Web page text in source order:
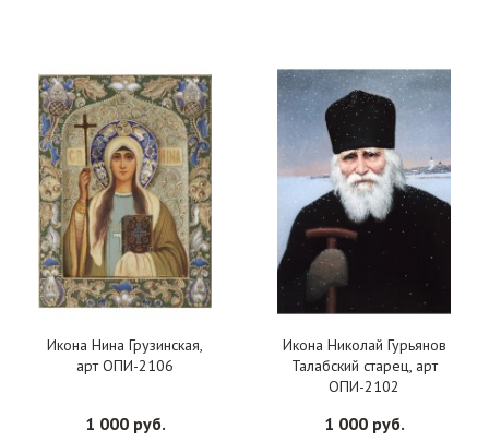
Икона Нина Грузинская,
арт ОПИ-2106
1 000 руб.
Икона Николай Гурьянов
Талабский старец, арт
ОПИ-2102
1 000 руб.